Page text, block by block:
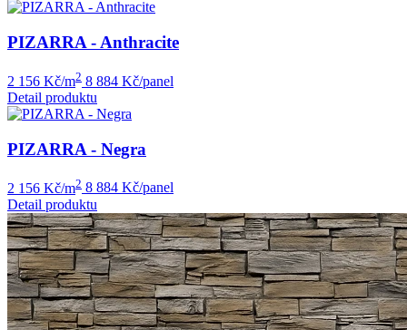
PIZARRA - Anthracite
2 156 Kč/m2 8 884 Kč/panel
Detail produktu
PIZARRA - Negra
2 156 Kč/m2 8 884 Kč/panel
Detail produktu